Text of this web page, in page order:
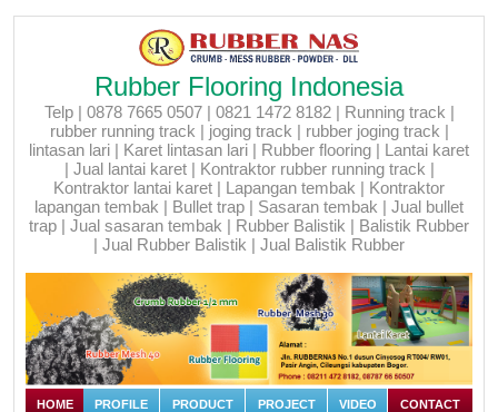
Rubber Flooring Indonesia
Telp | 0878 7665 0507 | 0821 1472 8182 | Running track |
rubber running track | joging track | rubber joging track |
lintasan lari | Karet lintasan lari | Rubber flooring | Lantai karet
| Jual lantai karet | Kontraktor rubber running track |
Kontraktor lantai karet | Lapangan tembak | Kontraktor
lapangan tembak | Bullet trap | Sasaran tembak | Jual bullet
trap | Jual sasaran tembak | Rubber Balistik | Balistik Rubber
| Jual Rubber Balistik | Jual Balistik Rubber
HOME PROFILE PRODUCT PROJECT VIDEO CONTACT